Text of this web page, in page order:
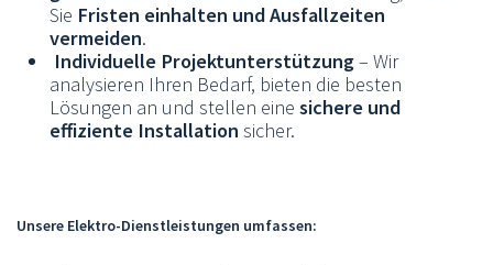
Sie Fristen einhalten und Ausfallzeiten
vermeiden.
Individuelle Projektunterstützung– Wir
analysieren Ihren Bedarf, bieten die besten
Lösungen an und stellen eine sichere und
effiziente Installation sicher.
Unsere Elektro-Dienstleistungen umfassen: